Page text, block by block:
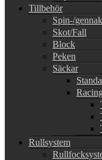
Tillbehör
Spin-/
Skot/Fall
Block
Peken
Säckar
Rullsystem